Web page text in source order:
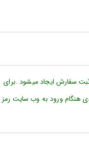
سفارش ایجاد میشود .برای
هنگام ورود به وب سایت رمز